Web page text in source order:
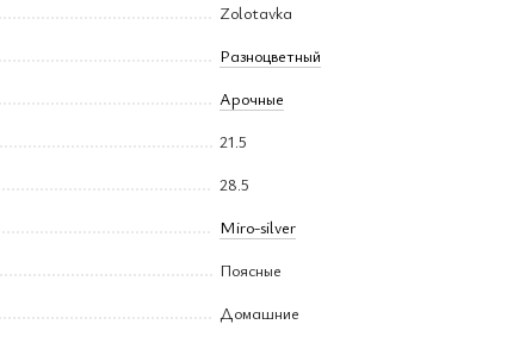
Zolotavka
Разноцветный
Арочные
21.5
28.5
Miro-silver
Поясные
Домашние